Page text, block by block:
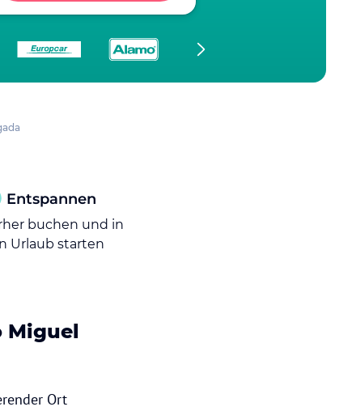
Entspannen
buchen und in
Urlaub starten
Miguel
Ort